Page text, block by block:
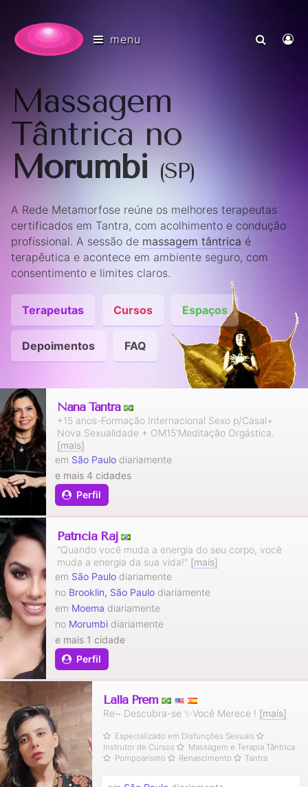
menu
Massagem
Tântrica no
Morumbi(SP)
A Rede Metamorfose reúne os melhores terapeutas
certificados em Tantra, com acolhimento e condução
profissional. A sessão de massagem tântrica é
terapêutica e acontece em ambiente seguro, com
consentimento e limites claros.
Terapeutas Cursos Espaços
Depoimentos FAQ
Nana Tantra
+15 anos-Formação Internacional Sexo p/Casal+
Nova Sexualidade + OM15'Meditação Orgástica.
[mais]
Perfil
em São Paulodiariamente
e mais 4 cidades
Patrícia Raj
"Quando você muda a energia do seu corpo, você
muda a energia da sua vida!" [mais]
Perfil
em São Paulodiariamente
no Brooklin, São Paulodiariamente
em Moema diariamente
no Morumbidiariamente
e mais 1 cidade
Lalla Prem
Re~ Descubra-se ✨Você Merece ! [mais]
Especializado em Disfunções Sexuais
Instrutor de Cursos
Massagem e Terapia Tântrica
Pompoarismo
Renascimento Tantra